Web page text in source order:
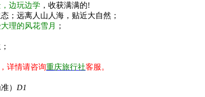
边玩边学 ，收获满满的!
；远离人山人海，贴近大自然；
理的风花雪月
；
详情请咨询重庆旅行社客服。
） D1